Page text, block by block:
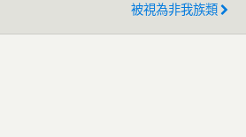
被視為非我族類